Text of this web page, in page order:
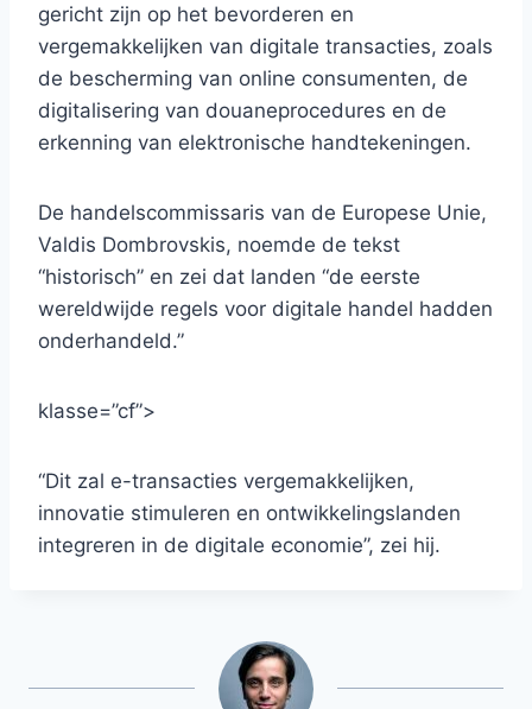
gericht zijn op het bevorderen en
vergemakkelijken van digitale transacties, zoals
de bescherming van online consumenten, de
digitalisering van douaneprocedures en de
erkenning van elektronische handtekeningen.
De handelscommissaris van de Europese Unie,
Valdis Dombrovskis, noemde de tekst
“historisch” en zei dat landen “de eerste
wereldwijde regels voor digitale handel hadden
onderhandeld.”
klasse=”cf”>
“Dit zal e-transacties vergemakkelijken,
innovatie stimuleren en ontwikkelingslanden
integreren in de digitale economie”, zei hij.